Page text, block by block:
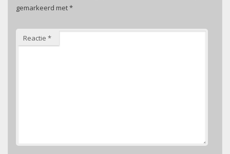
gemarkeerd met*
Reactie *